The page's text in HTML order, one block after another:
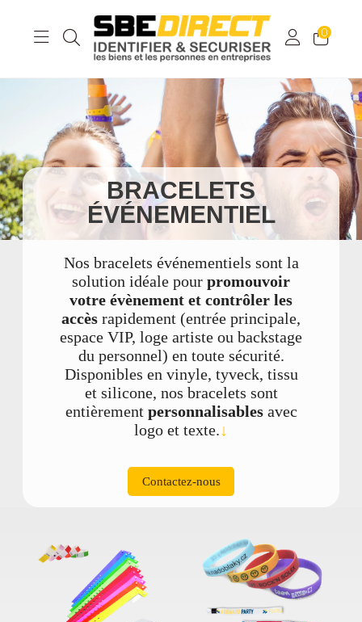
0
BRACELETS
ÉVÉNEMENTIEL
Nos bracelets événementiels sont la
solution idéale pour promouvoir
votre évènement et contrôler les
accès rapidement (entrée principale,
espace VIP, loge artiste ou backstage
du personnel) en toute sécurité.
Disponibles en vinyle, tyveck, tissu
et silicone, nos bracelets sont
entièrement personnalisablesavec
logo et texte.↓
Contactez-nous